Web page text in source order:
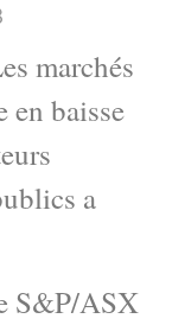
marchés
en baisse
a
S&P/ASX